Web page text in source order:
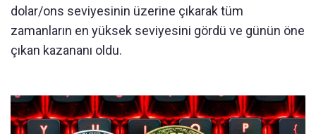
dolar/ons seviyesinin üzerine çıkarak tüm
zamanların en yüksek seviyesini gördü ve günün öne
çıkan kazananı oldu.